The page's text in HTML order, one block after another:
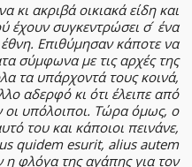
κι ακριβά οικιακά είδη και
έχουν συγκεντρώσει σ ́ ένα
Επιθύμησαν κάποτε να
σύμφωνα με τις αρχές της
τα υπάρχοντά τους κοινά,
αδερφό κι ότι έλειπε από
υπόλοιποι. Τώρα όμως, ο
του και κάποιοι πεινάνε,
quidem esurit, alius autem
φλόγα της αγάπης για τον